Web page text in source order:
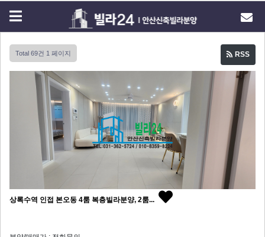
Total 69건 1 페이지 RSS
상록수역 인접 본오동 4룸 복층빌라분양, 2룸...